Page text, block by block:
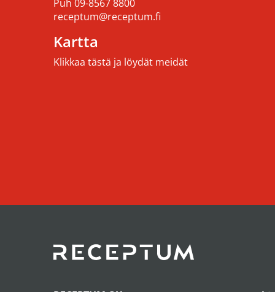
Puh 09-8567 8800
receptum@receptum.fi
Kartta
Klikkaa tästä ja löydät meidät